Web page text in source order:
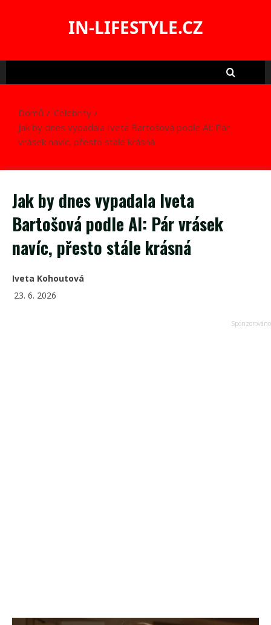
IN-LIFESTYLE.CZ
Domů
Celebrity
Jak by dnes vypadala Iveta Bartošová podle AI: Pár
vrásek navíc, přesto stále krásná
Jak by dnes vypadala Iveta
Bartošová podle AI: Pár vrásek
navíc, přesto stále krásná
Iveta Kohoutová
23. 6. 2026